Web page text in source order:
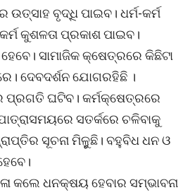
ଉତ୍ସାହ ବୃଦ୍ଧି ପାଇବ। ଧର୍ମ-କର୍ମ
କୁଶଳତା ପ୍ରକାଶ ପାଇବ।
ସାମାଜିକ କ୍ଷେତ୍ରରେ କିଛିଟା
ଦେବଦର୍ଶନ ଯୋଗରହିଛି ।
ଘଟିବ। କର୍ମକ୍ଷେତ୍ରରେ
ସତର୍କରେ ଚଳିବାକୁ
ସୂଚନା ମିଳୁୁଛି। ବହୁବିଧ ଧନ ଓ
କଲେ ଧନକ୍ଷୟ ହେବାର ସମ୍ଭାବନା